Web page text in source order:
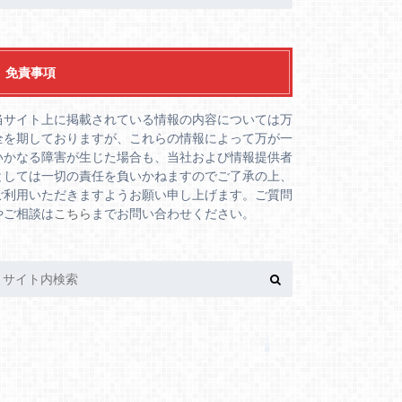
免責事項
サイト上に掲載されている情報の内容については万
を期しておりますが、これらの情報によって万が一
かなる障害が生じた場合も、当社および情報提供者
しては一切の責任を負いかねますのでご了承の上、
利用いただきますようお願い申し上げます。ご質問
ご相談はこちら までお問い合わせください。